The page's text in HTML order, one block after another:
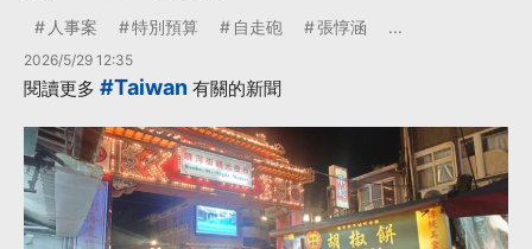
人事案 特別預算 自走砲 張惇涵 ...
2026/5/29 12:35
閱讀更多 #Taiwan 有關的新聞